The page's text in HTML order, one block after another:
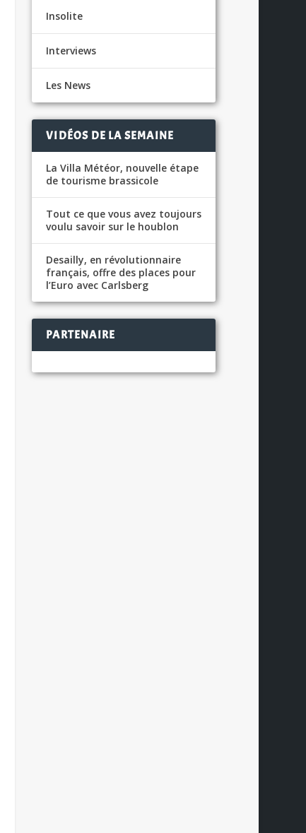
Insolite
Interviews
Les News
VIDÉOS DE LA SEMAINE
La Villa Météor, nouvelle étape
de tourisme brassicole
Tout ce que vous avez toujours
voulu savoir sur le houblon
Desailly, en révolutionnaire
français, offre des places pour
l’Euro avec Carlsberg
PARTENAIRE